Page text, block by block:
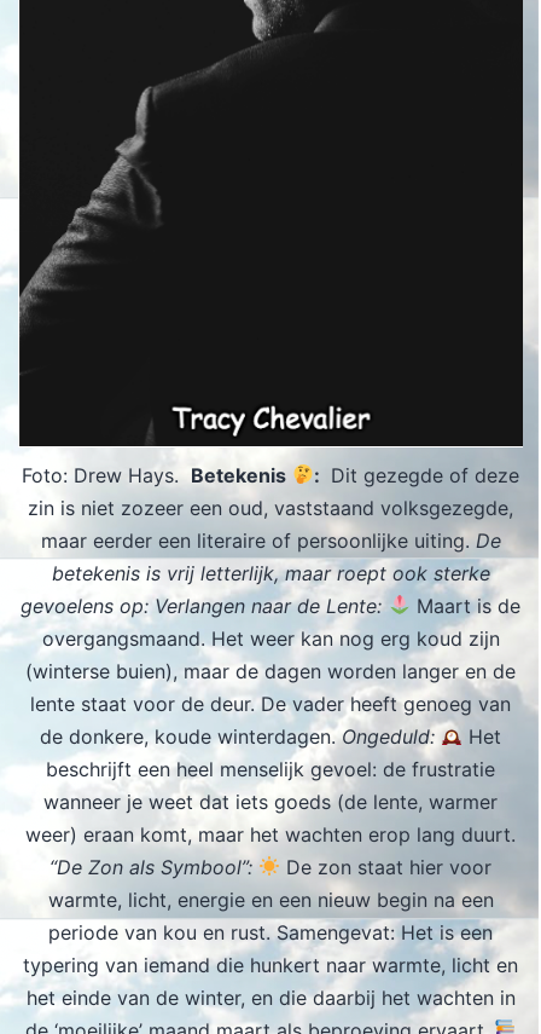
Foto: Drew Hays. Betekenis : Dit gezegde of deze
zin is niet zozeer een oud, vaststaand volksgezegde,
maar eerder een literaire of persoonlijke uiting. De
betekenis is vrij letterlijk, maar roept ook sterke
gevoelens op: Verlangen naar de Lente:
Maart is de
overgangsmaand. Het weer kan nog erg koud zijn
(winterse buien), maar de dagen worden langer en de
lente staat voor de deur. De vader heeft genoeg van
de donkere, koude winterdagen.Ongeduld:
Het
beschrijft een heel menselijk gevoel: de frustratie
wanneer je weet dat iets goeds (de lente, warmer
weer) eraan komt, maar het wachten erop lang duurt.
“De Zon als Symbool”:
De zon staat hier voor
warmte, licht, energie en een nieuw begin na een
periode van kou en rust. Samengevat: Het is een
typering van iemand die hunkert naar warmte, licht en
het einde van de winter, en die daarbij het wachten in